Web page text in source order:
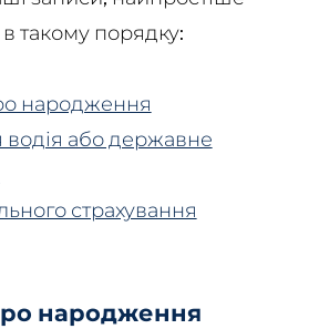
такому порядку:
народження
водія або державне
страхування
народження